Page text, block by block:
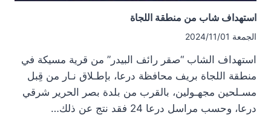
استهداف شاب من منطقة اللجاة
الجمعة 2024/11/01
استهداف الشاب “صقر رائف البيدر” من قرية مسيكة في
منطقة اللجاة بريف محافظة درعا، بإطـلاق نـار من قِبل
مسـلحين مجهـولين، بالقرب من بلدة بصر الحرير شرقي
درعا، وحسب مراسل درعا 24 فقد نتج عن ذلك…